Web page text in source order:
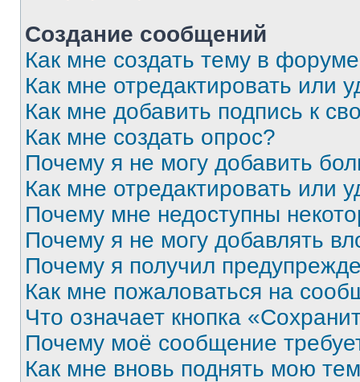
Создание сообщений
Как мне создать тему в
Как мне отредактировать или
Как мне добавить подпись к
Как мне создать опрос?
Почему я не могу добавить
Как мне отредактировать или
Почему мне недоступны
Почему я не могу добавлять
Почему я получил
Как мне пожаловаться на
Что означает кнопка
Почему моё сообщение
Как мне вновь поднять мою